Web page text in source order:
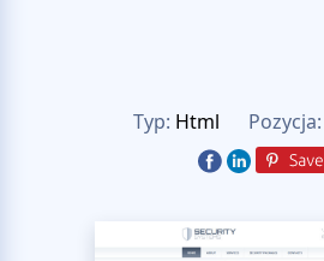
Typ: Html Pozycja: